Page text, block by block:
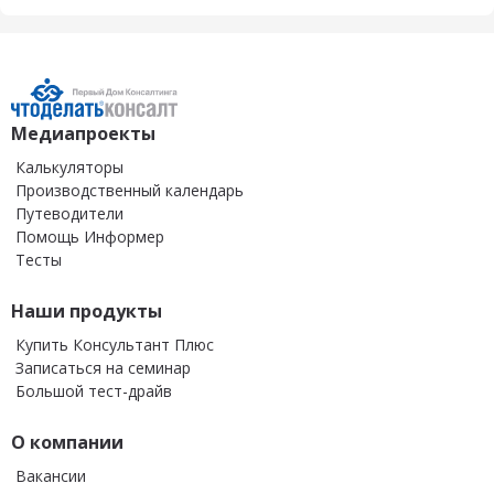
Медиапроекты
Калькуляторы
Производственный календарь
Путеводители
Помощь Информер
Тесты
Наши продукты
Купить Консультант Плюс
Записаться на семинар
Большой тест-драйв
О компании
Вакансии